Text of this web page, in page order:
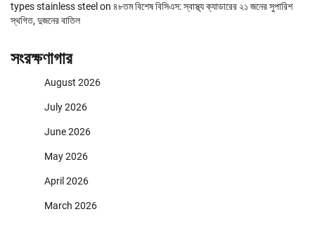
types stainless steel on ৪৮তম বিশেষ বিসিএস: স্বাস্থ্য ক্যাডারের ২১ জনের সুপারিশ
স্থগিত, দুজনের বাতিল
সংরক্ষণাগার
August 2026
July 2026
June 2026
May 2026
April 2026
March 2026